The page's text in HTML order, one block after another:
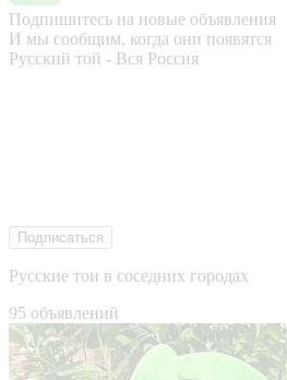
Подпишитесь на новые объявления
И мы сообщим, когда они появятся
Русский той - Вся Россия
Подписаться
Русские тои в соседних городах
95 объявлений